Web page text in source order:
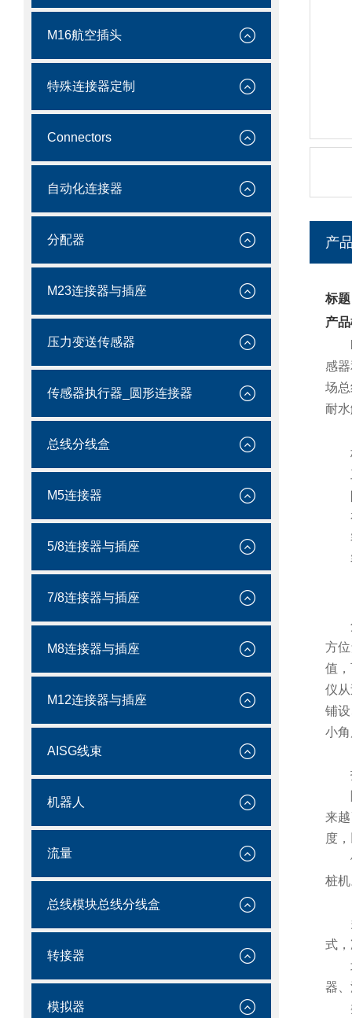
M16航空插头
特殊连接器定制
Connectors
自动化连接器
分配器
M23连接器与插座
压力变送传感器
传感器执行器_圆形连接器
总线分线盒
M5连接器
5/8连接器与插座
7/8连接器与插座
M8连接器与插座
M12连接器与插座
AISG线束
机器人
流量
总线模块总线分线盒
转接器
模拟器
产
标
产
感
场
耐
方
值
仪
铺
小
来
度
桩
式
器